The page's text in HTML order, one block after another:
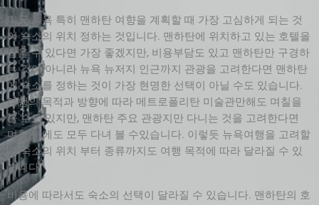
미국 뉴욕 특히 맨하탄 여향을 계획할 때 가장 고심하게 되는 것
이 숙소의 위치 정하는 것입니다. 맨하탄에 위치하고 있는 호텔을
잡을 수 있다면 가장 좋겠지만, 비용부담도 있고 맨하탄만 구경하
는 것이 아니라 뉴욕 뉴저지 인근까지 관광을 고려한다면 맨하탄
에 숙소를 정하는 것이 가장 현명한 선택이 아닐 수도 있습니다.
여행의 목적과 방향에 따라 메트로폴리탄 미술관만해도 며칠을
볼 수도 있지만, 맨하탄 주요 관광지만 다니는 것을 고려한다면
며칠 안에도 모두 다녀 볼 수있습니다. 이렇듯 뉴욕여행을 고려할
때 숙소의 위치 부터 종류까지도 여행 목적에 따라 달라질 수 있
습니다.
비용에 따라서도 숙소의 선택이 달라질 수 있습니다. 맨하탄의 호